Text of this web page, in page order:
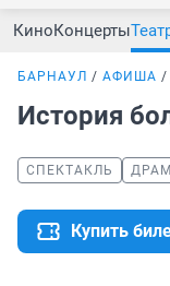
КиноКонцерты
БАРНАУЛ АФИША
История
СПЕКТАКЛЬ
Купить